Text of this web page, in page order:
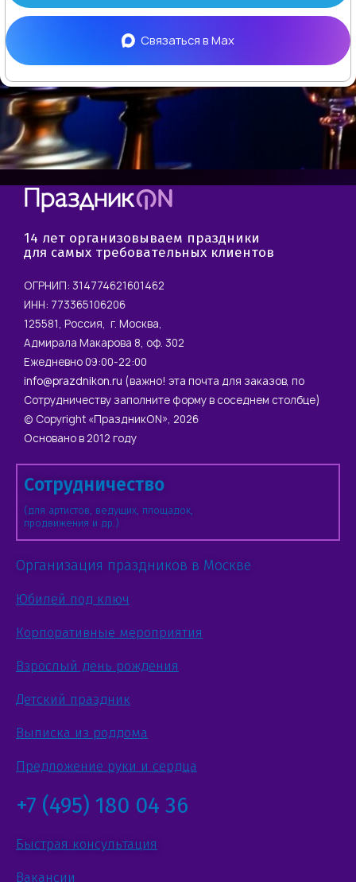
Связаться вMax
14 лет организовываем праздники
для самых требовательных клиентов
ОГРНИП: 314774621601462
ИНН: 773365106206
125581, Россия, г. Москва,
Адмирала Макарова 8, оф. 302
Ежедневно 09:00-22:00
info@prazdnikon.ru (важно! эта почта для заказов, по
Сотрудничеству заполните форму в соседнем столбце)
© Copyright «ПраздникON», 2026
Основано в 2012 году
Сотрудничество
(для артистов, ведущих, площадок,
продвижения и др.)
Организация праздников в Москве
Юбилей под ключ
Корпоративные мероприятия
Взрослый день рождения
Детский праздник
Выписка из роддома
Предложение руки и сердца
+7 (495) 180 04 36
Быстрая консультация
Вакансии